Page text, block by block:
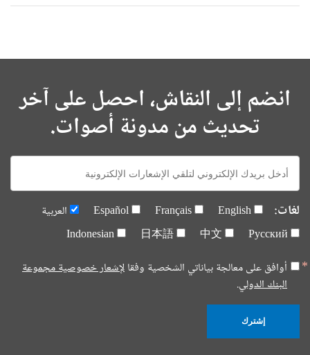
انضم إلى النقاش، احصل على آخر
تحديث من مدونة أصوات.
E-
mail:
لغات: English
Français
Español
العربية
Русский
中文
日本語
Indonesian
أوافق على معالجة بياناتي الشخصية وفقالإشعار خصوصية مجموعة
البنك الدولي.
إشترك